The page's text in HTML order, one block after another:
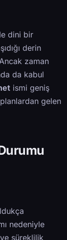
dini bir
derin
zaman
da kabul
ismi geniş
gelen
nedeniyle
süreklilik